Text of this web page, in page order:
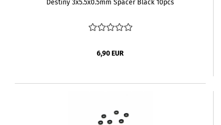
Destiny 3x5.5x0.5mm Spacer Black 10pcs
6,90 EUR